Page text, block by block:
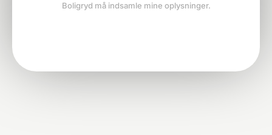
Boligryd må indsamle mine oplysninger.